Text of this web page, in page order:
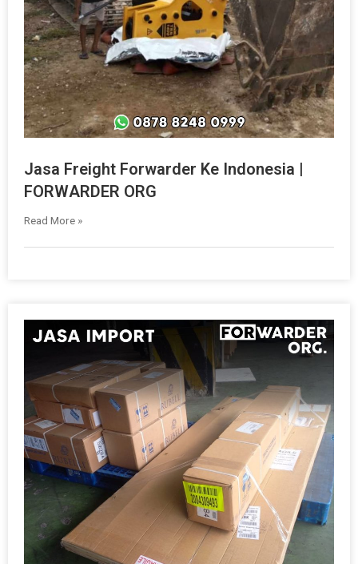
Jasa Freight Forwarder Ke Indonesia |
FORWARDER ORG
Read More »